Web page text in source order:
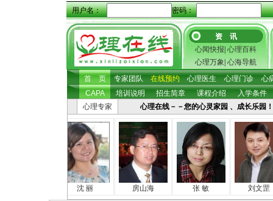
用户名： 密码：
资 讯
心闻快报 心理百科
心理万象 心海导航
首 页
专家团队 在线预约 心理医生 心理门诊
心
CAPA
培训说明 招生简章 课程介绍
入学条件
心理专家
心理在线－－您的心灵家园 、成长乐
沈 丽 房山海 张 敏 刘文罡